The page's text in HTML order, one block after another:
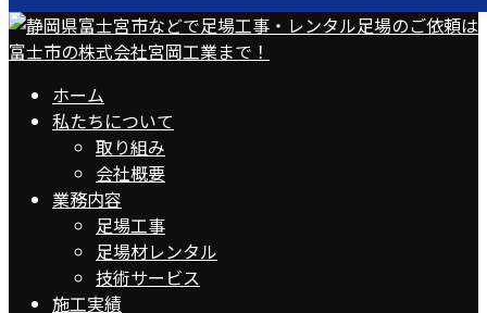
ホーム
私たちについて
取り組み
会社概要
業務内容
足場工事
足場材レンタル
技術サービス
施工実績